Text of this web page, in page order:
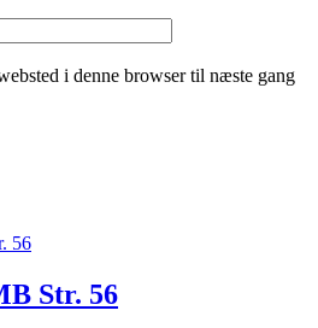
i denne browser til næste gang
Str. 56